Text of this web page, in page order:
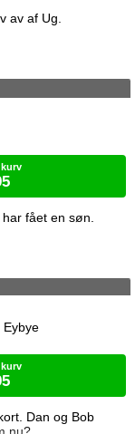
av af Ug.
fået en søn.
Dan og Bob
Eybye